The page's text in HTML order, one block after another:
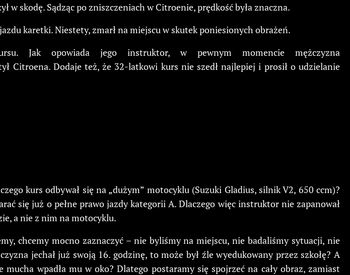
w skodę. Sądząc po zniszczeniach w Citroenie, prędkość była znaczna.
karetki. Niestety, zmarł na miejscu w skutek poniesionych obrażeń.
Jak opowiada jego instruktor, w pewnym momencie mężczyzna
Citroena. Dodaje też, że 32-latkowi kurs nie szedł najlepiej i prosił o udzielanie
kurs odbywał się na „dużym” motocyklu (Suzuki Gladius, silnik V2, 650 ccm)?
się już o pełne prawo jazdy kategorii A. Dlaczego więc instruktor nie zapanował
a nie z nim na motocyklu.
chcemy mocno zaznaczyć – nie byliśmy na miejscu, nie badaliśmy sytuacji, nie
jechał już swoją 16. godzinę, to może był źle wyedukowany przez szkołę? A
wpadła mu w oko? Dlatego postaramy się spojrzeć na cały obraz, zamiast